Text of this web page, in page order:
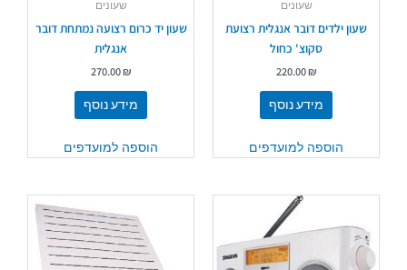
שעונים
שעון ילדים דובר אנגלית רצועת
סקוצ' כחול
220.00₪
מידע נוסף
הוספה למועדפים
שעונים
שעון יד כרום רצועה נמתחת דובר
אנגלית
270.00₪
מידע נוסף
הוספה למועדפים